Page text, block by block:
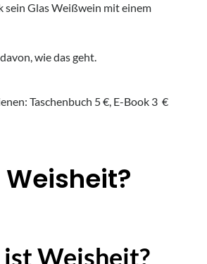
sein Glas Weißwein mit einem
wie das geht.
Taschenbuch 5 €, E-Book 3 €
Weisheit?